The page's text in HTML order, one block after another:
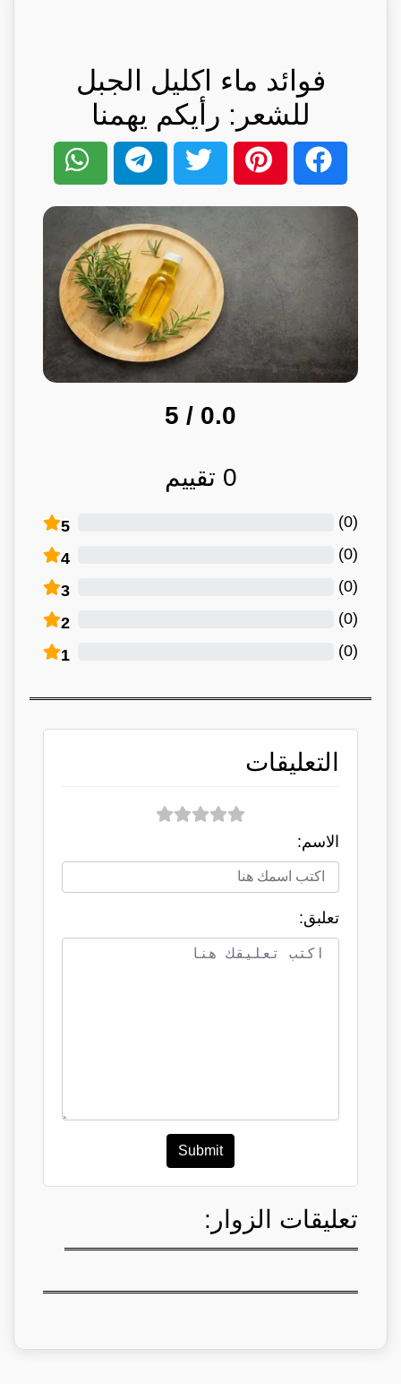
فوائد ماء اكليل الجبل
للشعر: رأيكم يهمنا
0.0
/ 5
0 تقييم
5 (
0
)
4 (
0
)
3 (
0
)
2 (
0
)
1 (
0
)
التعليقات
الاسم:
تعلبق:
Submit
تعليقات الزوار: